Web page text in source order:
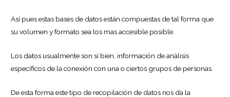
Así pues estas bases de datos están compuestas de tal forma que
su volumen y formato sea los mas accesible posible.
Los datos usualmente son si bien, información de análisis
específicos de la conexión con una o ciertos grupos de personas.
De esta forma este tipo de recopilación de datos nos da la